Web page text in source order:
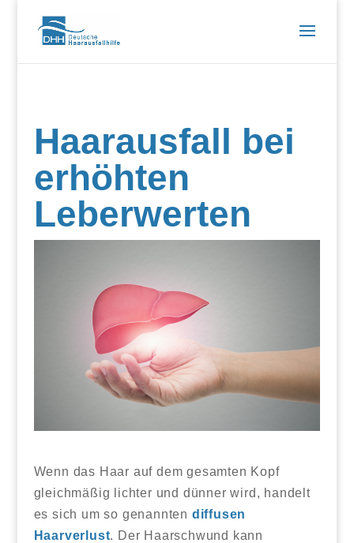
Haarausfall bei
erhöhten
Leberwerten
Wenn das Haar auf dem gesamten Kopf
gleichmäßig lichter und dünner wird, handelt
es sich um so genannten diffusen
Haarverlust. Der Haarschwund kann